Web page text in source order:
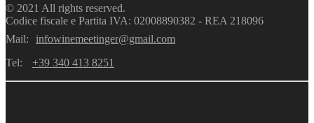
© 2021 All rights reserved.
Codice fiscale e Partita IVA: 02008890382 - REA 218096
Mail:
infowinemeetinger@gmail.com
Tel:
+39 340 413 8251